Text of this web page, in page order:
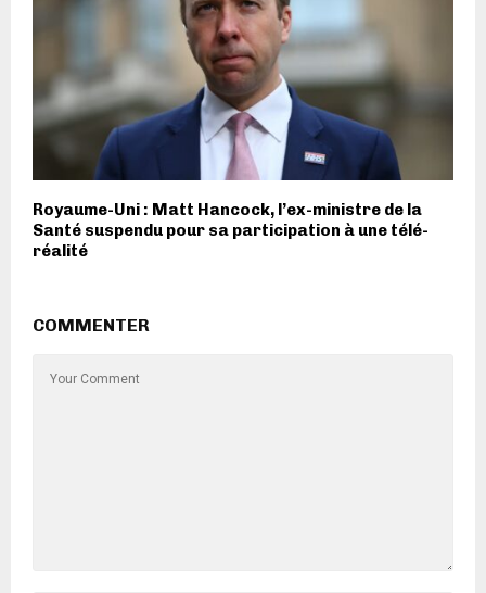
Royaume-Uni : Matt Hancock, l’ex-ministre de la
Santé suspendu pour sa participation à une télé-
réalité
COMMENTER